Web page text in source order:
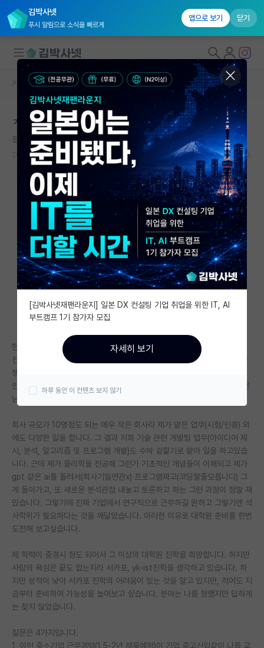
김박사넷
푸시 알림으로 소식을 빠르게
앱으로 보기 닫기
대학원생 모집
국내대학원 정보
연구실&오픈랩
커뮤니티
커뮤니티 홈
전체글보기
베스트 게시판
IF 명예의전당
자유 게시판(아무개랩)
미국 유학 게시판
미국 대학원 합격 후기 게시판
대학원생 모집 게시판
연구실(PI) 홍보 게시판
석박사 채용 정보 게시판
임용 정보 게시판
학부 인턴 게시판
취업 게시판
임용 후기 게시판
인문사회 계열 게시판
특수/전문대학원 게시판
장학금/장학생 게시판
커뮤니티 홈 자유 게시판(아무개랩)
ㅈ소 신입사원의 고민
정직한 빌헬름 뢴트겐
2025.04.22 17 2095
현재 어쩌다 보니 칼취업 후 중소기업에 들어가 일을하고 있습니다. 솔직히
전공학점도 3.1정도이고 학부때 공부에대한 흥미가 없어 성적 및 스펙도 안
챙겼습니다. 그냥 뭐 없다고 생각하시면 됩니다. 하지만 4개월차로 근무중
인 지금 연구직에 대한 열망이 조금 생겨 쓴소리 들을 생각을 각오하고 질문
남깁니다.
회사 규모가 10명정도 되는 매우 작은 회사라 제가 맡은 업무(시험/인증) 외
에도 다양한 일을 합니다. 그 결과 저희 기술 관련 개발팀 업무(아이디어 제
시, 분석, 알고리즘 및 프로그램 개발)도 수박 겉핥기로 맡아 일을 하고있습
니다. 근데 제가 물리학을 전공해 그런가 기초적인 개념들이 이해되고 제가
gpt 같은 ai툴 돌려서(회사기밀연관x) 프로그램짜고(코딩할줄모릅니다) 그
게 돌아가고, 또 새로운 분석관점 내놓고 토론하고 하는 그런 과정이 정말 재
밌습니다. 그렇기에 진짜 기업에서 연구직으로 근무하길 원하고 그렇기엔 석
사학위가 필요하다는 것을 깨달았습니다. 이러한 이유로 대학원 준비를 한번
도전해 보고싶습니다.
제 학력이 중경시 정도 되어서 그 이상의 대학원 진학을 희망합니다. 하지만
사람의 욕심은 끝도 없는지라 서카포, yk-ist진학을 생각하고 있습니다. 하
지만 성적이 낮아 서카포 진학의 어려움이 있는 것을 알고 있지만, 적어도 지
금부터 준비하여 가능성을 높여보고 싶습니다. 분야는 나름 정했지만 딥하게
는 찾지 않았습니다.
질문은 4가지입니다.
1. 이런 중소기업 근무경력(1.5-2년 채울예정)이 기업 중고신입같이 나름 교
[김박사넷재팬라운지] 일본 DX 컨설팅 기업 취업을 위한 IT, AI
부트캠프 1기 참가자 모집
자세히 보기
하루 동안 이 컨텐츠 보지 않기